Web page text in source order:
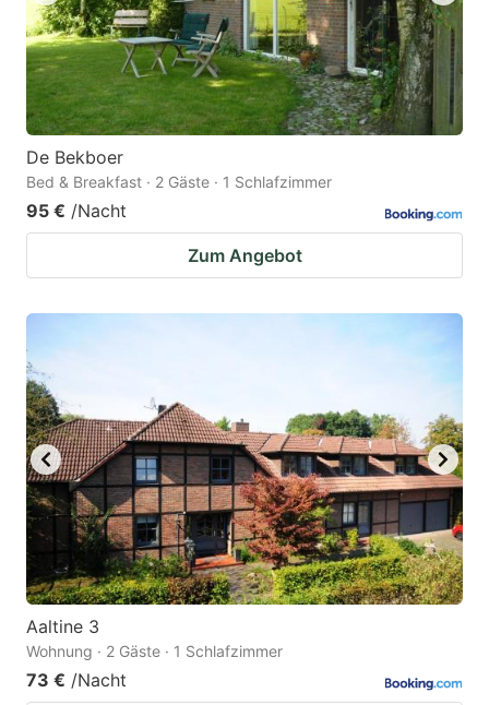
De Bekboer
Bed & Breakfast · 2 Gäste · 1 Schlafzimmer
95 € /Nacht
Zum Angebot
Aaltine 3
Wohnung · 2 Gäste · 1 Schlafzimmer
73 € /Nacht